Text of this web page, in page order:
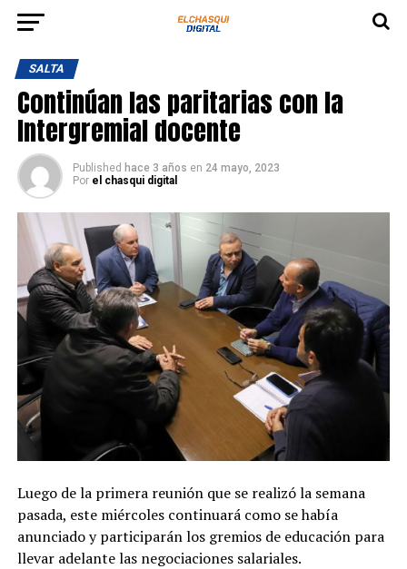
SALTA
Continúan las paritarias con la
Intergremial docente
Published hace 3 años en 24 mayo, 2023
Por el chasqui digital
Luego de la primera reunión que se realizó la semana
pasada, este miércoles continuará como se había
anunciado y participarán los gremios de educación para
llevar adelante las negociaciones salariales.